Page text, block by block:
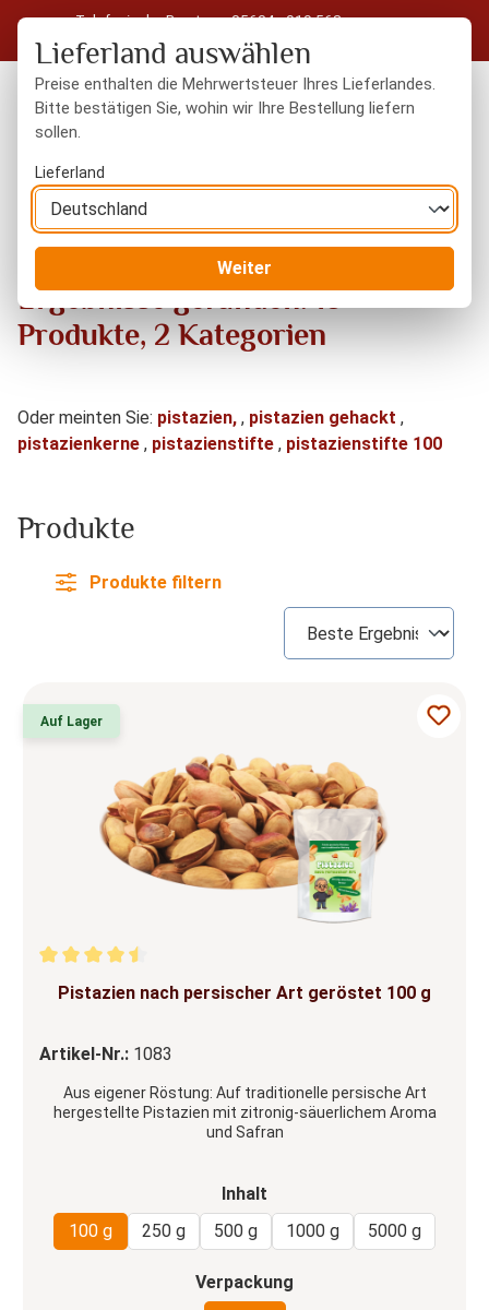
Zum Hauptinhalt springen
Telefonische Beratung: 05604 - 919 563
Kostenloser Versand in Deutschland ab 50 € Warenwert
Zu "pistazien" wurden folgende
Ergebnisse gefunden:15
Produkte, 2 Kategorien
Oder meinten Sie: pistazien, , pistazien gehackt ,
pistazienkerne , pistazienstifte , pistazienstifte 100
Produkte
Produkte filtern
Auf Lager
Durchschnittliche Bewertung von 4.6 von 5 Sternen
Pistazien nach persischer Art geröstet 100 g
Artikel-Nr.: 1083
Aus eigener Röstung: Auf traditionelle persische Art
hergestellte Pistazien mit zitronig-säuerlichem Aroma
und Safran
Inhalt
100 g
250 g 500 g 1000 g 5000 g
Verpackung
Lieferland auswählen
Preise enthalten die Mehrwertsteuer Ihres Lieferlandes.
Bitte bestätigen Sie, wohin wir Ihre Bestellung liefern
sollen.
Lieferland
Weiter